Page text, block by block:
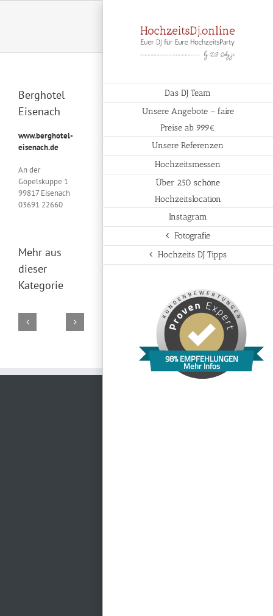
Das DJ Team
Unsere Angebote – faire
Preise ab 999€
Unsere Referenzen
Hochzeitsmessen
Über 250 schöne
Hochzeitslocation
Instagram
Fotografie
Hochzeits DJ Tipps
98% EMPFEHLUNGEN
Mehr Infos
Berghotel
Eisenach
www.berghotel-
eisenach.de
An der
Göpelskuppe 1
99817 Eisenach
03691 22660
Mehr aus
dieser
Kategorie
Gotha
Resort WeimarKyffhäuser
Villa